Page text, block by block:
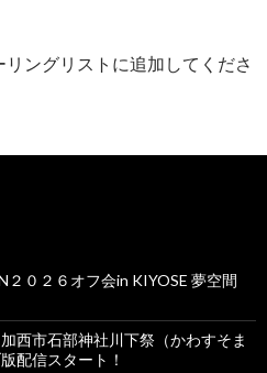
ングリストに追加してくださ
０２６オフ会in KIYOSE 夢空間
西市石部神社川下祭（かわすそま
配信スタート！